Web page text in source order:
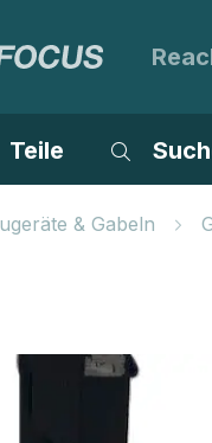
Teile
& Gabeln